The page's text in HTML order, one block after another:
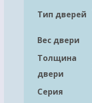
Тип дверей
Вес двери
Толщина
двери
Серия